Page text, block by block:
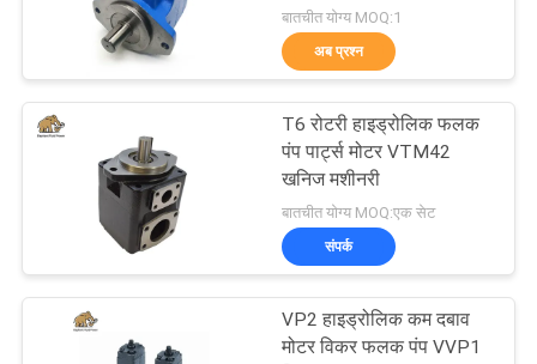
कारखाना
नियंत्रण
हाइड्रोलिक फलक पंप
पार्ट्स
27
706
बातचीत योग्य MOQ:1
अब प्रश्न
T6 रोटरी हाइड्रोलिक फलक
पंप पार्ट्स मोटर VTM42
खनिज मशीनरी
बातचीत योग्य MOQ:एक सेट
संपर्क
VP2 हाइड्रोलिक कम दबाव
मोटर विकर फलक पंप VVP1